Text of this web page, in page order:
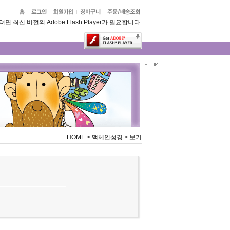
면 최신 버전의 Adobe Flash Player가 필요합니다.
HOME > 맥체인성경 > 보기